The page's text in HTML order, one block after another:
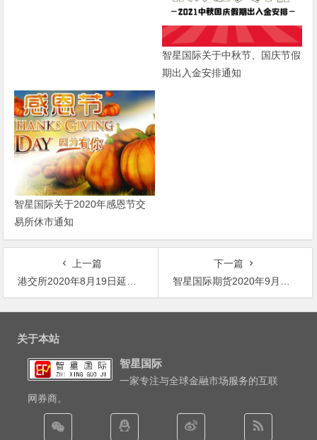
智星国际关于中秋节、国庆节假
期出入金安排通知
智星国际关于2020年感恩节交
易所休市通知
上一篇
港交所2020年8月19日延迟开市及交易安排
下一篇
智星国际期货2020年9月份交易合约更换通知
文
关于本站
智星国际
一家专注与全球金融市场服务的互联
网券商。